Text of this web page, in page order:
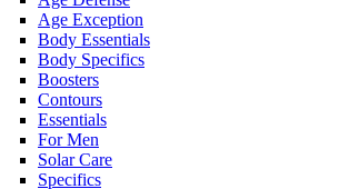
Age Exception
Body Essentials
Body Specifics
Boosters
Contours
Essentials
For Men
Solar Care
Specifics